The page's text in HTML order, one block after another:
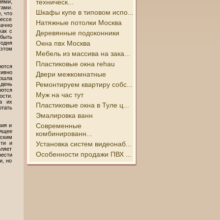
что
с
их
и
и
но
техническ...
Шкафы купе в типовом испо...
Натяжные потолки Москва
Деревянные подоконники
Окна пвх Москва
Мебель из массива на зака...
Пластиковые окна rehau
Двери межкомнатные
Ремонтируем квартиру собс...
Муж на час тут
Пластиковые окна в Туле ц...
Эмалировка ванн
Современные
комбинированн...
Установка систем видеонаб...
Особенности продажи ПВХ ...